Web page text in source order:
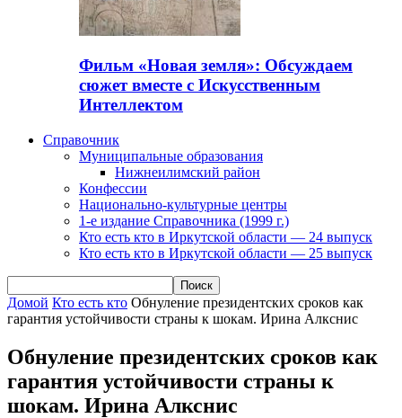
Фильм «Новая земля»: Обсуждаем
сюжет вместе с Искусственным
Интеллектом
Справочник
Муниципальные образования
Нижнеилимский район
Конфессии
Национально-культурные центры
1-е издание Справочника (1999 г.)
Кто есть кто в Иркутской области — 24 выпуск
Кто есть кто в Иркутской области — 25 выпуск
Домой Кто есть кто Обнуление президентских сроков как
гарантия устойчивости страны к шокам. Ирина Алкснис
Обнуление президентских сроков как
гарантия устойчивости страны к
шокам. Ирина Алкснис